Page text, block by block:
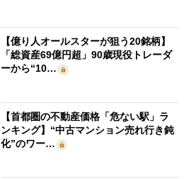
【億り人オールスターが狙う20銘柄】
「総資産69億円超」90歳現役トレーダ
ーから“10…
【首都圏の不動産価格「危ない駅」ラ
ンキング】“中古マンション売れ行き鈍
化”のワー…